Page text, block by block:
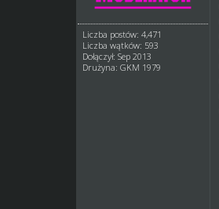
Liczba postów: 4,471
Liczba wątków: 593
Dołączył: Sep 2013
Drużyna: GKM 1979